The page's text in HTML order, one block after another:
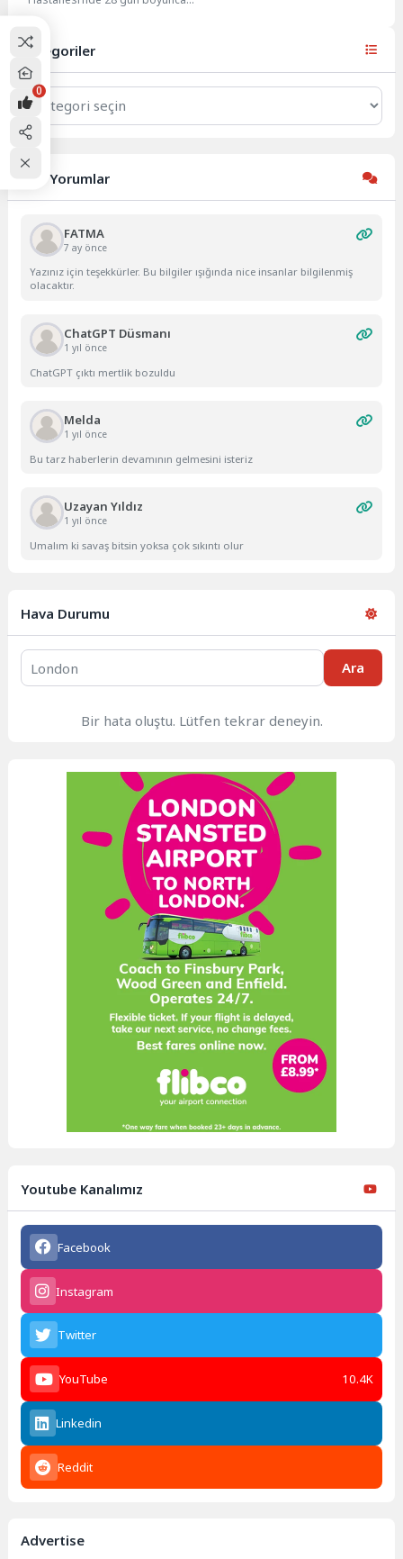
Kategoriler
Kategoriler
Son Yorumlar
FATMA
7 ay önce
Yazınız için teşekkürler. Bu bilgiler ışığında nice insanlar bilgilenmiş
olacaktır.
ChatGPT Düsmanı
1 yıl önce
ChatGPT çıktı mertlik bozuldu
Melda
1 yıl önce
Bu tarz haberlerin devamının gelmesini isteriz
Uzayan Yıldız
1 yıl önce
Umalım ki savaş bitsin yoksa çok sıkıntı olur
Hava Durumu
Ara
Bir hata oluştu. Lütfen tekrar deneyin.
Youtube Kanalımız
Facebook
Instagram
Twitter
YouTube 10.4K
Linkedin
Reddit
Advertise
0